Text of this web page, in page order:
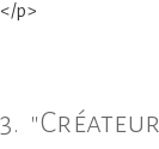
</p>
3.